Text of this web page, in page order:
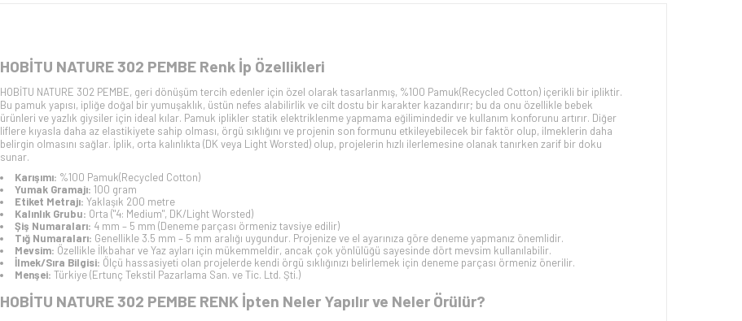
HOBİTU NATURE 302 PEMBE Renk İp Özellikleri
HOBİTU NATURE 302 PEMBE, geri dönüşüm tercih edenler için özel olarak tasarlanmış, %100 Pamuk(Recycled Cotton) içerikli bir ipliktir.
Bu pamuk yapısı, ipliğe doğal bir yumuşaklık, üstün nefes alabilirlik ve cilt dostu bir karakter kazandırır; bu da onu özellikle bebek
ürünleri ve yazlık giysiler için ideal kılar. Pamuk iplikler statik elektriklenme yapmama eğilimindedir ve kullanım konforunu artırır. Diğer
liflere kıyasla daha az elastikiyete sahip olması, örgü sıklığını ve projenin son formunu etkileyebilecek bir faktör olup, ilmeklerin daha
belirgin olmasını sağlar. İplik, orta kalınlıkta (DK veya Light Worsted) olup, projelerin hızlı ilerlemesine olanak tanırken zarif bir doku
sunar.
Karışımı: %100 Pamuk(Recycled Cotton)
Yumak Gramajı: 100 gram
Etiket Metrajı: Yaklaşık 200 metre
Kalınlık Grubu: Orta ("4: Medium", DK/Light Worsted)
Şiş Numaraları: 4 mm – 5 mm (Deneme parçası örmeniz tavsiye edilir)
Tığ Numaraları: Genellikle 3.5 mm – 5 mm aralığı uygundur. Projenize ve el ayarınıza göre deneme yapmanız önemlidir.
Mevsim: Özellikle İlkbahar ve Yaz ayları için mükemmeldir, ancak çok yönlülüğü sayesinde dört mevsim kullanılabilir.
İlmek/Sıra Bilgisi: Ölçü hassasiyeti olan projelerde kendi örgü sıklığınızı belirlemek için deneme parçası örmeniz önerilir.
Menşei: Türkiye (Ertunç Tekstil Pazarlama San. ve Tic. Ltd. Şti.)
HOBİTU NATURE 302 PEMBE RENK İpten Neler Yapılır ve Neler Örülür?